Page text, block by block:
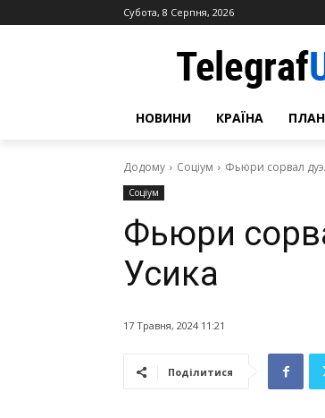
Субота, 8 Серпня, 2026
НОВИНИ КРАЇНА
Додому Соціум Фьюри сорвал
Соціум
Фьюри
Усика
17 Травня, 2024 11:21
Поділитися